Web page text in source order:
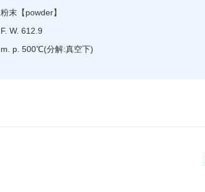
粉末 【powder】
F. W. 612.9
m. p. 500℃(分解:真空下)